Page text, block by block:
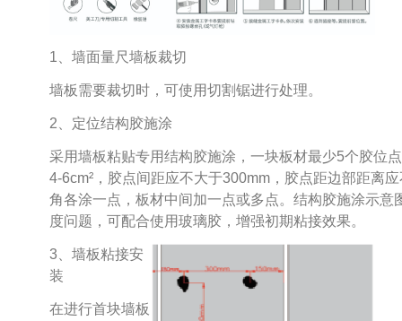
1、墙面量尺墙板裁切
墙板需要裁切时，可使用切割锯进行处理。
2、定位结构胶施涂
采用墙板粘贴专用结构胶施涂，一块板材最少5个胶位
4-6cm²，胶点间距应不大于300mm，胶点距边部距离
角各涂一点，板材中间加一点或多点。结构胶施涂示意
度问题，可配合使用玻璃胶，增强初期粘接效果。
3、墙板粘接安
装
在进行首块墙板